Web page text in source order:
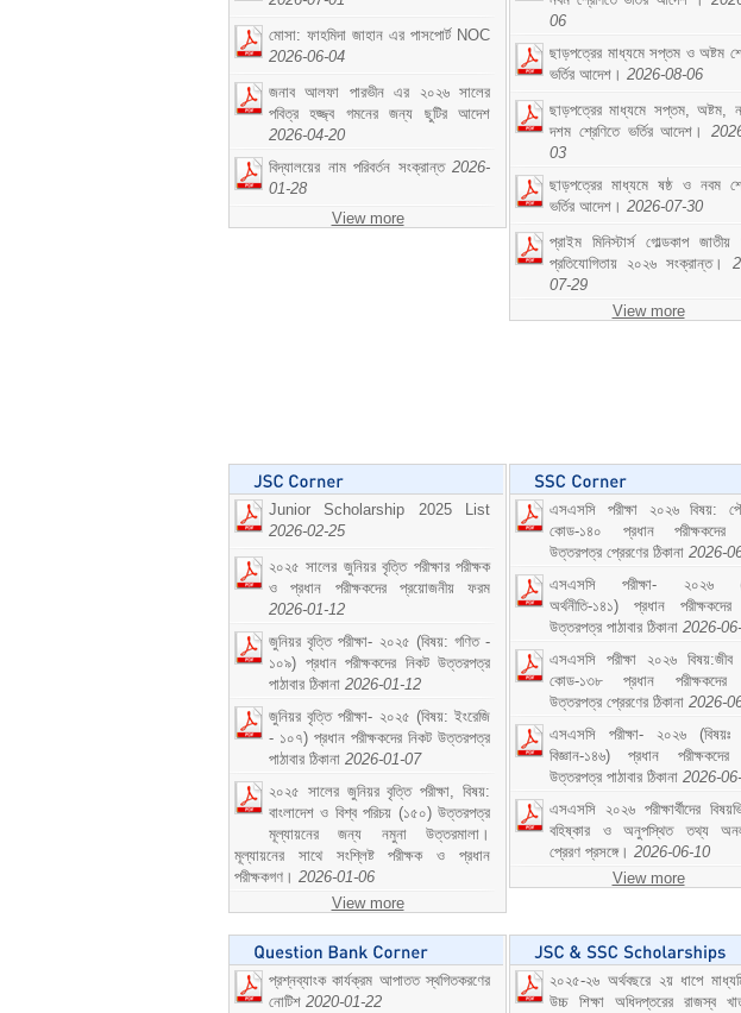
মোসা: ফাহমিদা জাহান এর পাসপোর্ট NOC
2026-06-04
জনাব আলফা পারভীন এর ২০২৬ সালের
পবিত্র হজ্জ্ব গমনের জন্য ছুটির আদেশ
2026-04-20
বিদ্যালয়ের নাম পরিবর্তন সংক্রান্ত 2026-
01-28
View more
06
ছাড়পত্রের মাধ্যমে সপ্তম ও অষ্টম
ভর্তির আদেশ। 2026-08-06
ছাড়পত্রের মাধ্যমে সপ্তম, অষ্টম,
দশম শ্রেণিতে ভর্তির আদেশ।
03
ছাড়পত্রের মাধ্যমে ষষ্ঠ ও নবম
ভর্তির আদেশ। 2026-07-30
প্রাইম মিনিস্টার্স গোল্ডকাপ
প্রতিযোগিতায় ২০২৬ সংক্রান্ত।
07-29
View more
Junior Scholarship 2025 List
2026-02-25
২০২৫ সালের জুনিয়র বৃত্তি পরীক্ষার পরীক্ষক
ও প্রধান পরীক্ষকদের প্রয়োজনীয় ফরম
2026-01-12
জুনিয়র বৃত্তি পরীক্ষা- ২০২৫ (বিষয়: গণিত -
১০৯) প্রধান পরীক্ষকদের নিকট উত্তরপত্র
পাঠাবার ঠিকানা 2026-01-12
জুনিয়র বৃত্তি পরীক্ষা- ২০২৫ (বিষয়: ইংরেজি
- ১০৭) প্রধান পরীক্ষকদের নিকট উত্তরপত্র
পাঠাবার ঠিকানা 2026-01-07
২০২৫ সালের জুনিয়র বৃত্তি পরীক্ষা, বিষয়:
বাংলাদেশ ও বিশ্ব পরিচয় (১৫০) উত্তরপত্র
মূল্যায়নের জন্য নমুনা উত্তরমালা।
মূল্যায়নের সাথে সংশ্লিষ্ট পরীক্ষক ও প্রধান
পরীক্ষকগণ। 2026-01-06
View more
এসএসসি পরীক্ষা ২০২৬ বিষয়:
কোড-১৪০ প্রধান পরীক্ষকদের
উত্তরপত্র প্রেরণের ঠিকানা 2026-
এসএসসি পরীক্ষা- ২০২৬
অর্থনীতি-১৪১) প্রধান
উত্তরপত্র পাঠাবার ঠিকানা 2026-
এসএসসি পরীক্ষা ২০২৬ বিষয়:জীব
কোড-১৩৮ প্রধান পরীক্ষকদের
উত্তরপত্র প্রেরণের ঠিকানা 2026-
এসএসসি পরীক্ষা- ২০২৬ (বিষয়ঃ
বিজ্ঞান-১৪৬) প্রধান পরীক্ষকদের
উত্তরপত্র পাঠাবার ঠিকানা 2026-
এসএসসি ২০২৬ পরীক্ষার্থীদের
বহিষ্কার ও অনুপস্থিত তথ্য
প্রেরণ প্রসঙ্গে। 2026-06-10
View more
প্রশ্নব্যাংক কার্যক্রম আপাতত স্থগিতকরণের
নোটিশ 2020-01-22
২০২৫-২৬ অর্থবছরে ২য় ধাপে
উচ্চ শিক্ষা অধিদপ্তরের রাজস্ব